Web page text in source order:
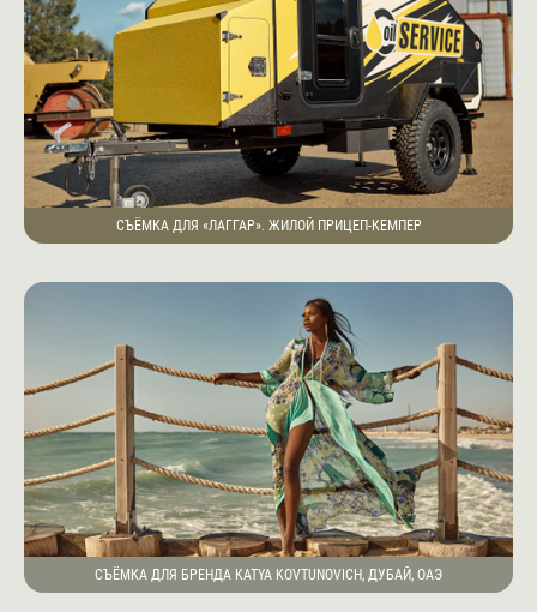
СЪЁМКА ДЛЯ «ЛАГГАР». ЖИЛОЙ ПРИЦЕП-КЕМПЕР
СЪЁМКА ДЛЯ БРЕНДА KATYA KOVTUNOVICH, ДУБАЙ, ОАЭ